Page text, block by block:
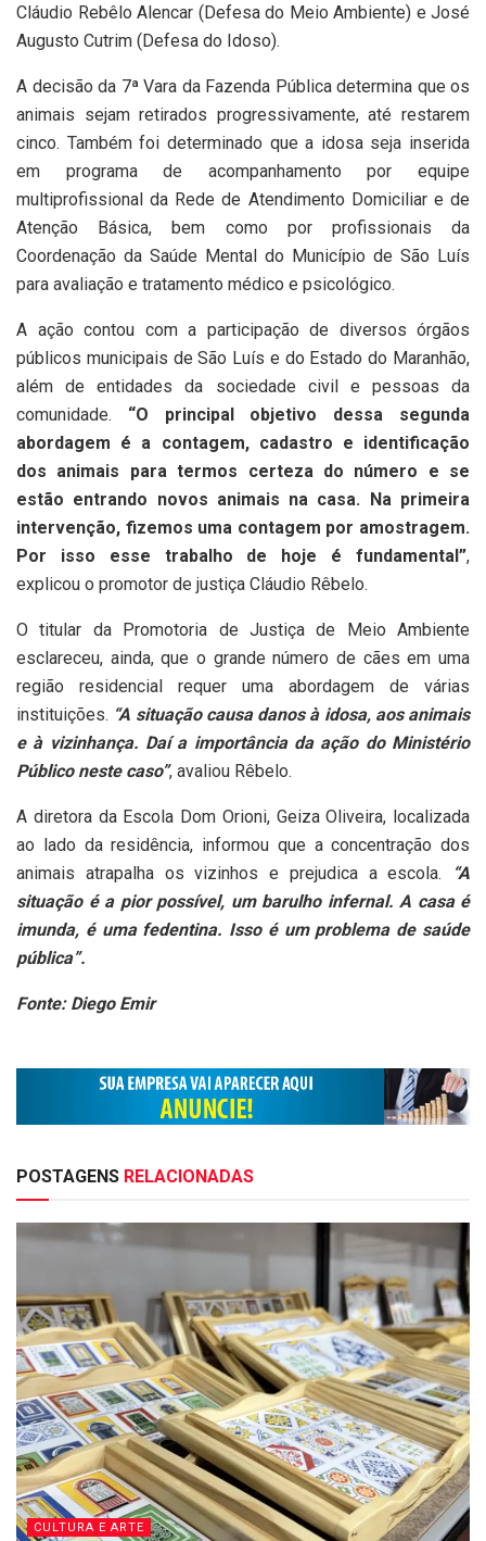
Cláudio Rebêlo Alencar (Defesa do Meio Ambiente) e José
Augusto Cutrim (Defesa do Idoso).
A decisão da 7ª Vara da Fazenda Pública determina que os
animais sejam retirados progressivamente, até restarem
cinco. Também foi determinado que a idosa seja inserida
em programa de acompanhamento por equipe
multiprofissional da Rede de Atendimento Domiciliar e de
Atenção Básica, bem como por profissionais da
Coordenação da Saúde Mental do Município de São Luís
para avaliação e tratamento médico e psicológico.
A ação contou com a participação de diversos órgãos
públicos municipais de São Luís e do Estado do Maranhão,
além de entidades da sociedade civil e pessoas da
comunidade. “O principal objetivo dessa segunda
abordagem é a contagem, cadastro e identificação
dos animais para termos certeza do número e se
estão entrando novos animais na casa. Na primeira
intervenção, fizemos uma contagem por amostragem.
Por isso esse trabalho de hoje é fundamental”,
explicou o promotor de justiça Cláudio Rêbelo.
O titular da Promotoria de Justiça de Meio Ambiente
esclareceu, ainda, que o grande número de cães em uma
região residencial requer uma abordagem de várias
instituições. “A situação causa danos à idosa, aos animais
e à vizinhança. Daí a importância da ação do Ministério
Público neste caso”, avaliou Rêbelo.
A diretora da Escola Dom Orioni, Geiza Oliveira, localizada
ao lado da residência, informou que a concentração dos
animais atrapalha os vizinhos e prejudica a escola.
“A
situação é a pior possível, um barulho infernal. A casa é
imunda, é uma fedentina. Isso é um problema de saúde
pública”.
Fonte: Diego Emir
POSTAGENS RELACIONADAS
CULTURA E ARTE